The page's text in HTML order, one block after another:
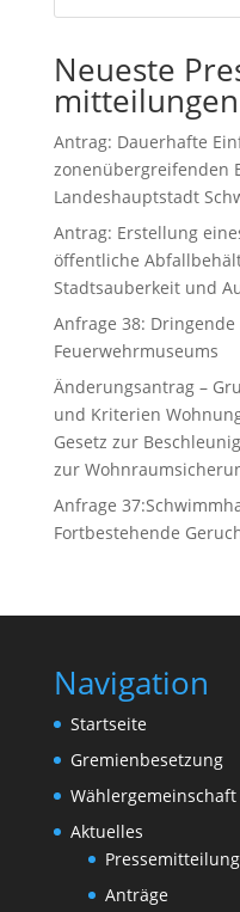
Neueste
mitteilungen
Antrag: Dauerhafte
zonenübergreifenden
Landeshauptstadt
Antrag: Erstellung
öffentliche
Stadtsauberkeit und
Anfrage 38:
Feuerwehrmuseums
Änderungsantrag –
und Kriterien
Gesetz zur
zur
Anfrage
Fortbestehende
Navigation
Startseite
Gremienbesetzung
Wählergemeinschaft
Aktuelles
Anträge